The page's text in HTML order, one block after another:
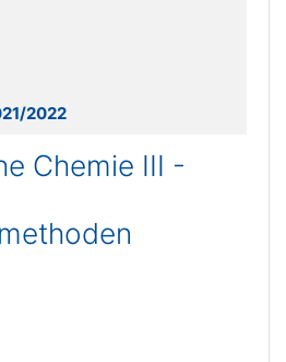
2022
Chemie III -